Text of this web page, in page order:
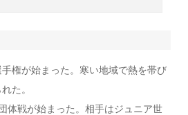
権が始まった。寒い地域で熱を帯び
た。
体戦が始まった。相手はジュニア世